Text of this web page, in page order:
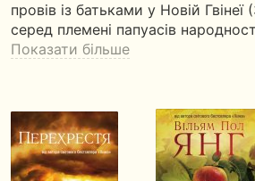
провів із батьками у Новій
серед племені папуасів
Показати більше